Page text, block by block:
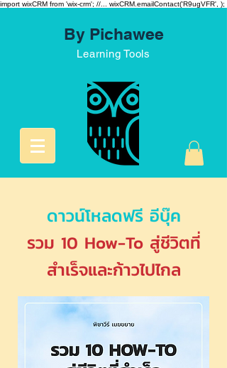
import wixCRM from 'wix-crm'; //... wixCRM.emailContact('R9ugVFR', );
By Pichawee
Learning Tools
ดาวน์โหลดฟรี อีบุ๊ค
รวม 10 How-To สู่ชีวิตที่
สำเร็จและก้าวไปไกล